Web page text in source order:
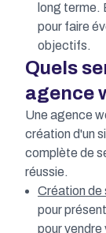
long terme.
pour faire
objectifs.
Quels
agence
Une agence
création d'un
complète de
réussie.
Création de
pour
pour vendre